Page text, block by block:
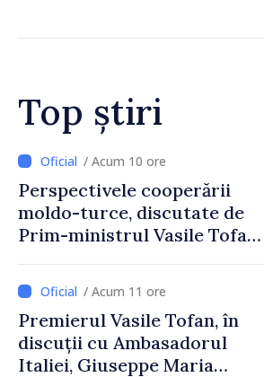
Top știri
/ Acum 8 ore
Forumul Diasporei //
Republica Moldova,
promovată în Elveția prin
exporturi
/ Acum 11 ore
Premierul Vasile Tofan, în
discuții cu Ambasadorul
Italiei, Giuseppe Maria